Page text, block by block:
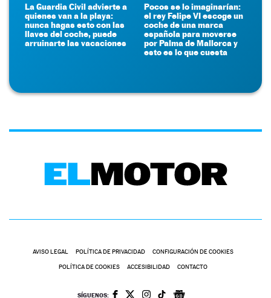
La Guardia Civil advierte a
quienes van a la playa:
nunca hagas esto con las
llaves del coche, puede
arruinarte las vacaciones
Pocos se lo imaginarían:
el rey Felipe VI escoge un
coche de una marca
española para moverse
por Palma de Mallorca y
esto es lo que cuesta
AVISO LEGAL POLÍTICA DE PRIVACIDAD CONFIGURACIÓN DE COOKIES
POLÍTICA DE COOKIES ACCESIBILIDAD CONTACTO
SÍGUENOS: